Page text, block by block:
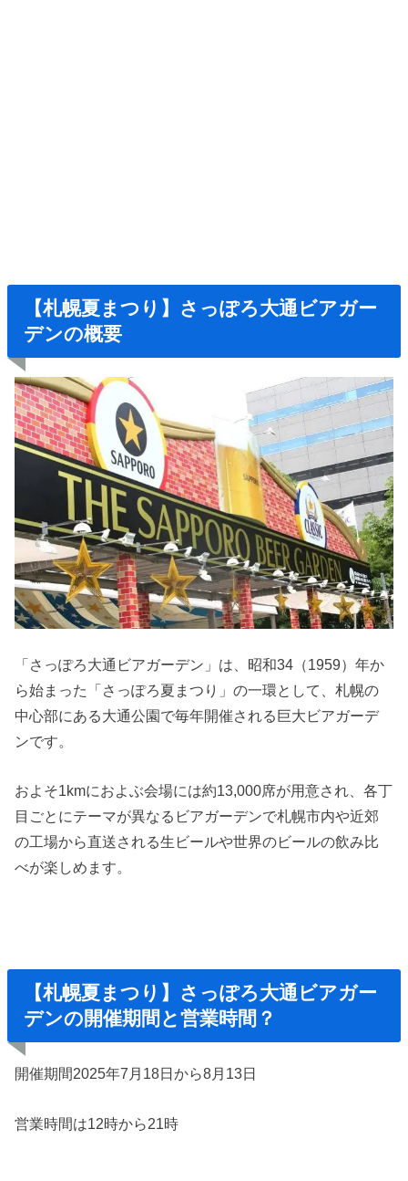
【札幌夏まつり】さっぽろ大通ビアガー
デンの概要
「さっぽろ大通ビアガーデン」は、昭和34（1959）年か
ら始まった「さっぽろ夏まつり」の一環として、札幌の
中心部にある大通公園で毎年開催される巨大ビアガーデ
ンです。
およそ1kmにおよぶ会場には約13,000席が用意され、各丁
目ごとにテーマが異なるビアガーデンで札幌市内や近郊
の工場から直送される生ビールや世界のビールの飲み比
べが楽しめます。
【札幌夏まつり】さっぽろ大通ビアガー
デンの開催期間と営業時間？
開催期間2025年7月18日から8月13日
営業時間は12時から21時